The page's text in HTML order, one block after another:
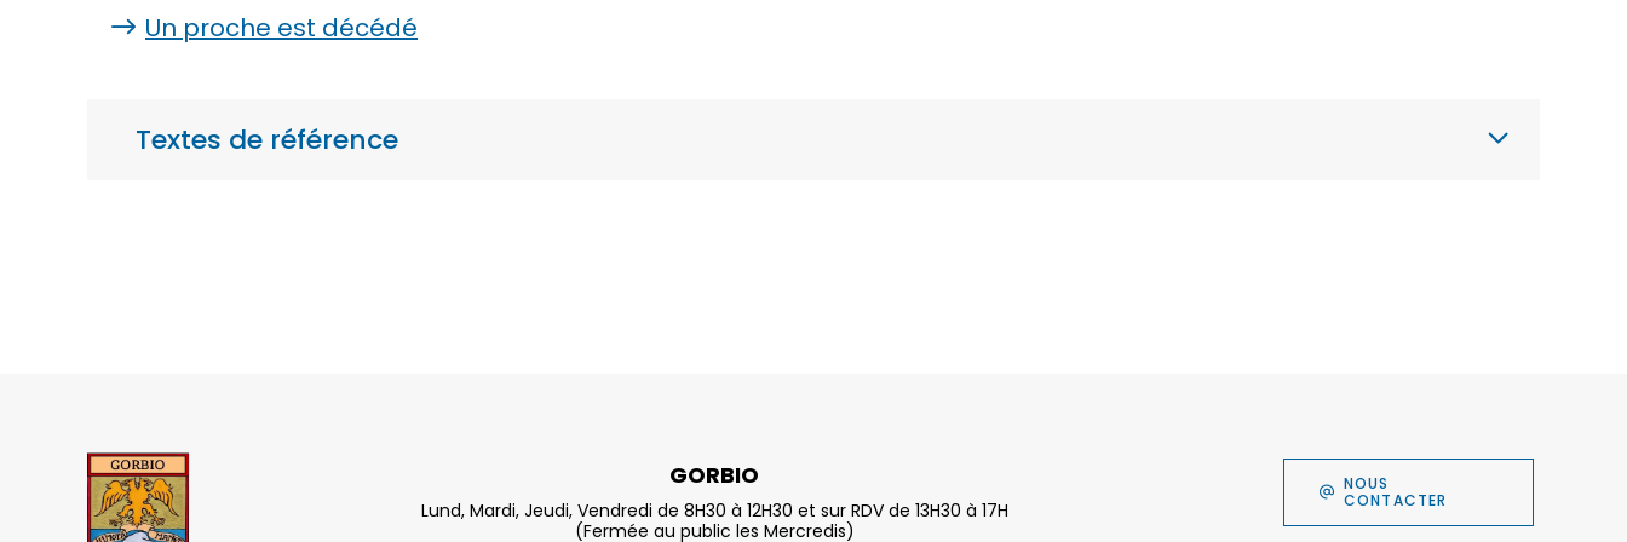
Un proche est décédé
Textes de référence
GORBIO
Lund, Mardi, Jeudi, Vendredi de 8H30 à 12H30 et sur RDV de 13H30 à 17H
(Fermée au public les Mercredis)
NOUS
CONTACTER